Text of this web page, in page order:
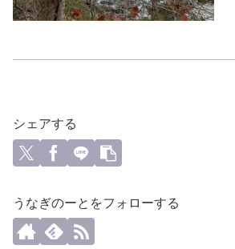
シェアする
うなぎのーとをフォローする